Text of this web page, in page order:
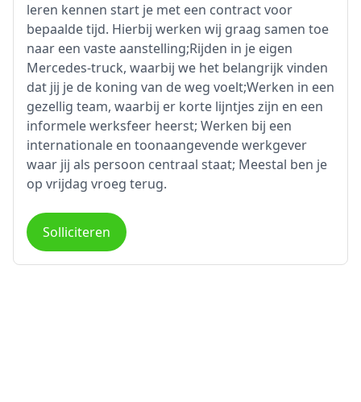
leren kennen start je met een contract voor
bepaalde tijd. Hierbij werken wij graag samen toe
naar een vaste aanstelling;Rijden in je eigen
Mercedes-truck, waarbij we het belangrijk vinden
dat jij je de koning van de weg voelt;Werken in een
gezellig team, waarbij er korte lijntjes zijn en een
informele werksfeer heerst; Werken bij een
internationale en toonaangevende werkgever
waar jij als persoon centraal staat; Meestal ben je
op vrijdag vroeg terug.
Solliciteren